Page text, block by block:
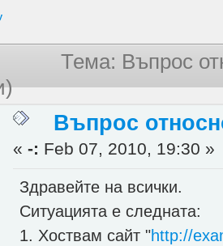
Тема: Въпрос
Въпрос
«-: Feb 07, 2010, 19:30 »
Здравейте на всички.
Ситуацията е следната:
1. Хоствам сайт "http://